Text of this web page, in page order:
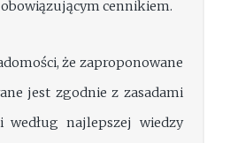
cennikiem.
że zaproponowane
jest zgodnie z zasadami
najlepszej wiedzy